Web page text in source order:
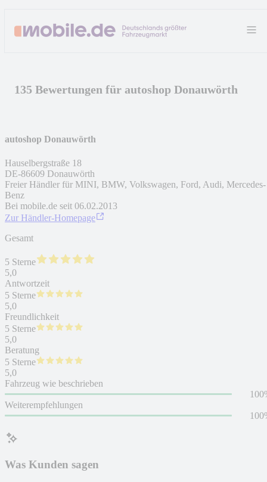
135 Bewertungen für autoshop Donauwörth
Was Kunden sagen
autoshop Donauwörth
Hauselbergstraße 18
DE-86609 Donauwörth
Freier Händler für MINI, BMW, Volkswagen, Ford, Audi, Mercedes-
Benz
Bei mobile.de seit 06.02.2013
Zur Händler-Homepage
Gesamt
5 Sterne
5,0
Antwortzeit
5 Sterne
5,0
Freundlichkeit
5 Sterne
5,0
Beratung
5 Sterne
5,0
Fahrzeug wie beschrieben
Weiterempfehlungen